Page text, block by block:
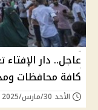
عاجل.. دار
كافة محافظات
الأحد 30/مارس/2025 - 11:51 م